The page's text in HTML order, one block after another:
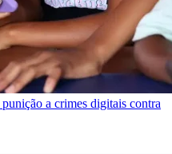
a crimes digitais contra